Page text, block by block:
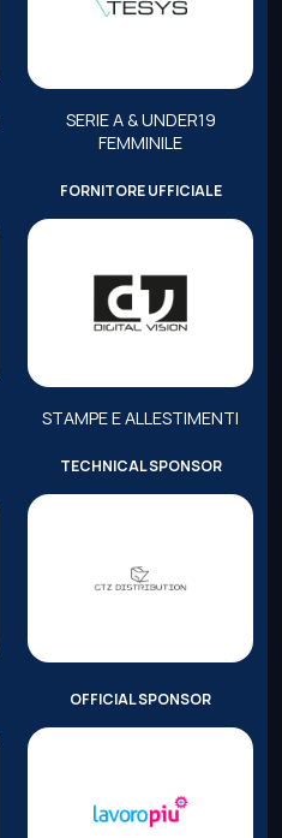
SERIE A & UNDER19
FEMMINILE
FORNITORE UFFICIALE
STAMPE E ALLESTIMENTI
TECHNICAL SPONSOR
OFFICIAL SPONSOR